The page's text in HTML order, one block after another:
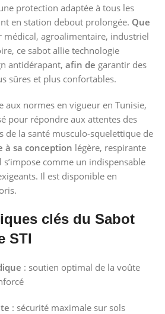
protection adaptée à tous les
en station debout prolongée. Que
médical, agroalimentaire, industriel
ce sabot allie technologie
antidérapant, afin de garantir des
sûres et plus confortables.
aux normes en vigueur en Tunisie,
pour répondre aux attentes des
de la santé musculo-squelettique de
à sa conception légère, respirante
comme un indispensable
Il est disponible en
clés du Sabot
STI
: soutien optimal de la voûte
: sécurité maximale sur sols